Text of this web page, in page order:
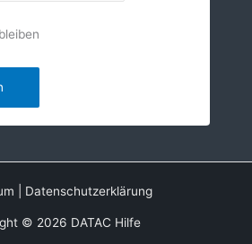
Datenschutzerklärung
© 2026 DATAC Hilfe